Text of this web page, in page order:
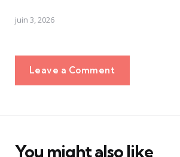
juin 3, 2026
Leave a Comment
You might also like